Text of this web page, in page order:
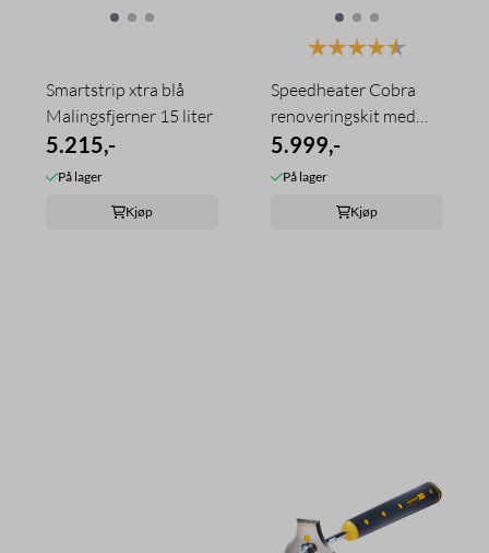
Smartstrip xtra blå
Malingsfjerner 15 liter
5.215,-
På lager
Kjøp
Karakter:
Speedheater Cobra
renoveringskit med
skraper og ...
5.999,-
På lager
Kjøp